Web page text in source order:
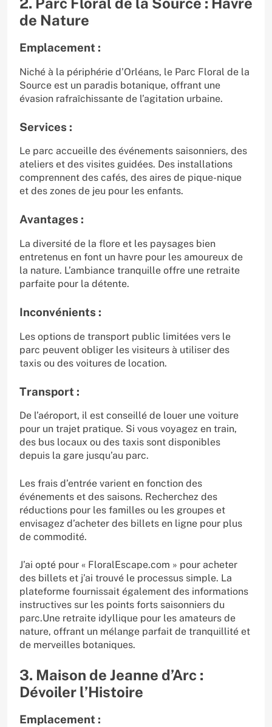
de Nature
Emplacement :
Niché à la périphérie d’Orléans, le Parc Floral de la
Source est un paradis botanique, offrant une
évasion rafraîchissante de l’agitation urbaine.
Services :
Le parc accueille des événements saisonniers, des
ateliers et des visites guidées. Des installations
comprennent des cafés, des aires de pique-nique
et des zones de jeu pour les enfants.
Avantages :
La diversité de la flore et les paysages bien
entretenus en font un havre pour les amoureux de
la nature. L’ambiance tranquille offre une retraite
parfaite pour la détente.
Inconvénients :
Les options de transport public limitées vers le
parc peuvent obliger les visiteurs à utiliser des
taxis ou des voitures de location.
Transport :
De l’aéroport, il est conseillé de louer une voiture
pour un trajet pratique. Si vous voyagez en train,
des bus locaux ou des taxis sont disponibles
depuis la gare jusqu’au parc.
Les frais d’entrée varient en fonction des
événements et des saisons. Recherchez des
réductions pour les familles ou les groupes et
envisagez d’acheter des billets en ligne pour plus
de commodité.
J’ai opté pour « FloralEscape.com » pour acheter
des billets et j’ai trouvé le processus simple. La
plateforme fournissait également des informations
instructives sur les points forts saisonniers du
parc.Une retraite idyllique pour les amateurs de
nature, offrant un mélange parfait de tranquillité et
de merveilles botaniques.
3. Maison de Jeanne d’Arc :
Dévoiler l’Histoire
Emplacement :